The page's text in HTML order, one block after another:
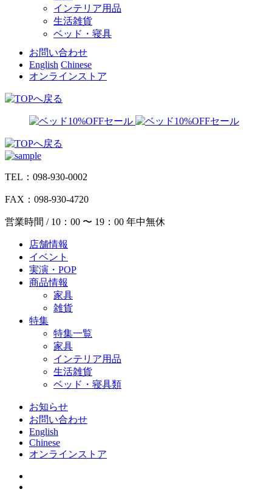
インテリア用品
生活雑貨
ベッド・寝具
お問い合わせ
English Chinese
オンラインストア
TEL：098-930-0002
FAX：098-930-4720
営業時間 / 10：00 〜 19：00 年中無休
店舗情報
イベント
実演・POP
商品情報
家具
雑貨
特集
特集一覧
家具
インテリア用品
生活雑貨
ベッド・寝具類
お知らせ
お問い合わせ
English
Chinese
オンラインストア